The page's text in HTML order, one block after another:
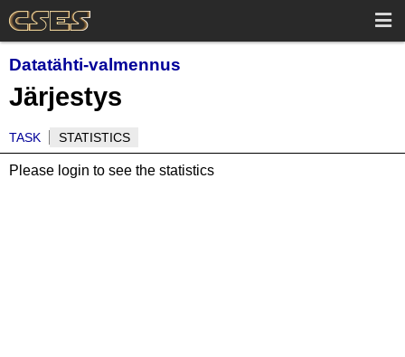
Datatähti-valmennus
Järjestys
TASK STATISTICS
Please login to see the statistics